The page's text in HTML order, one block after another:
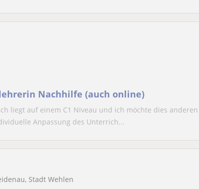
Nachhilfe (auch online)
liegt auf einem C1 Niveau und ich möchte dies
Anpassung des Unterrich...
Stadt Wehlen